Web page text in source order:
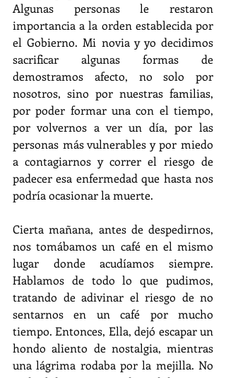
Algunas personas le restaron
importancia a la orden establecida por
el Gobierno. Mi novia y yo decidimos
sacrificar algunas formas de
demostramos afecto, no solo por
nosotros, sino por nuestras familias,
por poder formar una con el tiempo,
por volvernos a ver un día, por las
personas más vulnerables y por miedo
a contagiarnos y correr el riesgo de
padecer esa enfermedad que hasta nos
podría ocasionar la muerte.
Cierta mañana, antes de despedirnos,
nos tomábamos un café en el mismo
lugar donde acudíamos siempre.
Hablamos de todo lo que pudimos,
tratando de adivinar el riesgo de no
sentarnos en un café por mucho
tiempo. Entonces, Ella, dejó escapar un
hondo aliento de nostalgia, mientras
una lágrima rodaba por la mejilla. No